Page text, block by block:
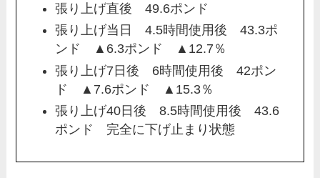
張り上げ直後 49.6ポンド
張り上げ当日 4.5時間使用後 43.3ポ
ンド ▲6.3ポンド ▲12.7％
張り上げ7日後 6時間使用後 42ポン
ド ▲7.6ポンド ▲15.3％
張り上げ40日後 8.5時間使用後 43.6
ポンド 完全に下げ止まり状態